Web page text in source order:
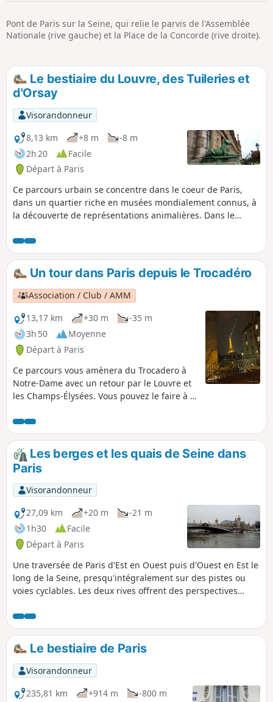
Pont de Paris sur la Seine, qui relie le parvis de l'Assemblée
Nationale (rive gauche) et la Place de la Concorde (rive droite).
Le bestiaire du Louvre, des Tuileries et
d'Orsay
Visorandonneur
8,13 km
+8 m
-8 m
2h 20
Facile
Départ à Paris
Ce parcours urbain se concentre dans le coeur de Paris,
dans un quartier riche en musées mondialement connus, à
la découverte de représentations animalières. Dans le
nombreuses et donnent une vision conflictuelle du monde
animal, sans doute celle de leur époque.
Un tour dans Paris depuis le Trocadéro
Association / Club / AMM
13,17 km
+30 m
-35 m
3h 50
Moyenne
Départ à Paris
Ce parcours vous amènera du Trocadero à
Notre-Dame avec un retour par le Louvre et
les Champs-Élysées. Vous pouvez le faire à la
Les berges et les quais de Seine dans
Paris
Visorandonneur
27,09 km
+20 m
-21 m
1h30
Facile
Départ à Paris
Une traversée de Paris d'Est en Ouest puis d'Ouest en Est le
long de la Seine, presqu'intégralement sur des pistes ou
voies cyclables. Les deux rives offrent des perspectives
principaux monuments de la capitale.
Le bestiaire de Paris
Visorandonneur
235,81 km
+914 m
-800 m